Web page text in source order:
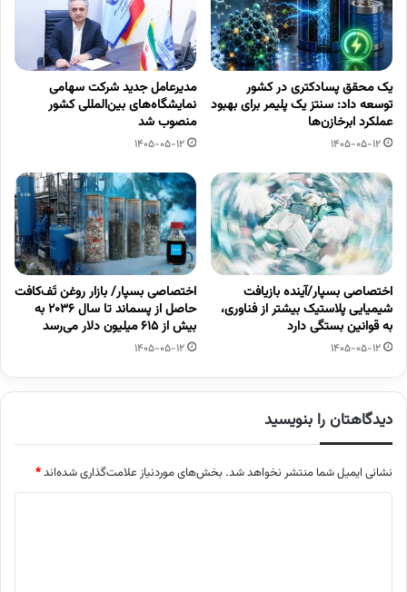
یک محقق پسادکتری در کشور
توسعه داد: سنتز یک پلیمر برای بهبود
عملکرد ابرخازن‌ها
1405-05-12
مدیرعامل جدید شرکت سهامی
نمایشگاه‌های بین‌المللی کشور
منصوب شد
1405-05-12
اختصاصی بسپار/آینده بازیافت
شیمیایی پلاستیک بیشتر از فناوری،
به قوانین بستگی دارد
1405-05-12
اختصاصی بسپار/ بازار روغن تَف‌کافت
حاصل از پسماند تا سال ۲۰۳۶ به
بیش از ۶۱۵ میلیون دلار می‌رسد
1405-05-12
دیدگاهتان را بنویسید
نشانی ایمیل شما منتشر نخواهد شد. بخش‌های موردنیاز علامت‌گذاری شده‌اند*